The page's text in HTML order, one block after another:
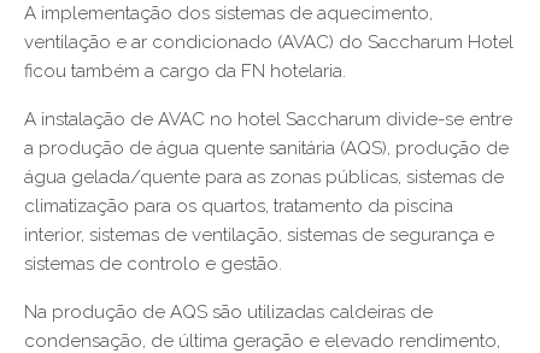
A implementação dos sistemas de aquecimento,
ventilação e ar condicionado (AVAC) do Saccharum Hotel
ficou também a cargo da FN hotelaria.
A instalação de AVAC no hotel Saccharum divide-se entre
a produção de água quente sanitária (AQS), produção de
água gelada/quente para as zonas públicas, sistemas de
climatização para os quartos, tratamento da piscina
interior, sistemas de ventilação, sistemas de segurança e
sistemas de controlo e gestão.
Na produção de AQS são utilizadas caldeiras de
condensação, de última geração e elevado rendimento,